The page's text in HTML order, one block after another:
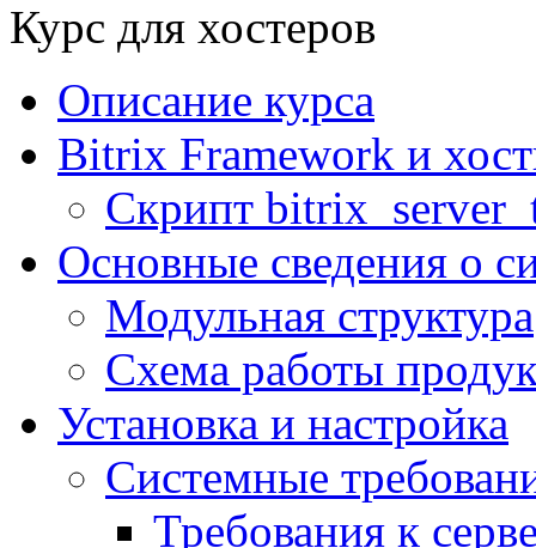
Курс для хостеров
Описание курса
Bitrix Framework и
Скрипт
Основные сведения о
Модульная структура
Схема работы
Установка и настройка
Системные
Требования к